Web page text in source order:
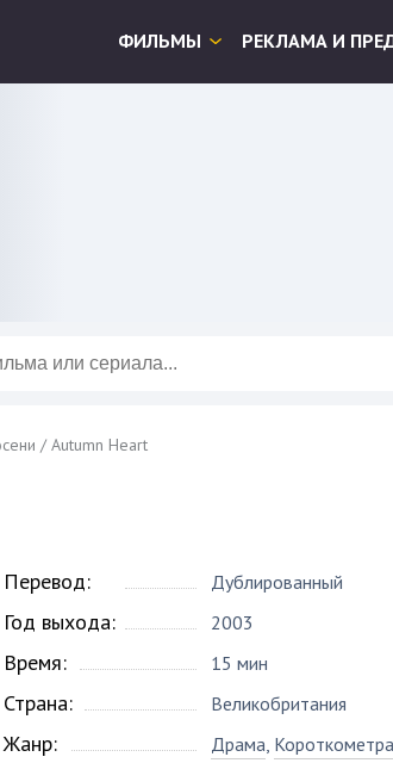
ФИЛЬМЫ РЕКЛАМА И
/ Autumn Heart
Перевод: Дублированный
Год выхода: 2003
Время: 15 мин
Страна: Великобритания
Жанр: Драма,